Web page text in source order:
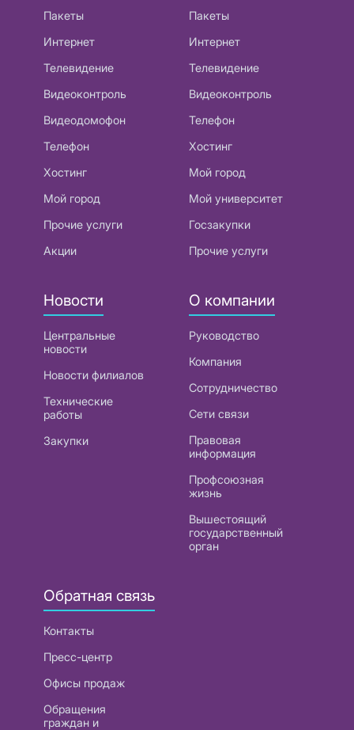
Пакеты
Интернет
Телевидение
Видеоконтроль
Видеодомофон
Телефон
Хостинг
Мой город
Прочие услуги
Акции
Пакеты
Интернет
Телевидение
Видеоконтроль
Телефон
Хостинг
Мой город
Мой университет
Госзакупки
Прочие услуги
Новости
Центральные
новости
Новости филиалов
Технические
работы
Закупки
О компании
Руководство
Компания
Сотрудничество
Сети связи
Правовая
информация
Профсоюзная
жизнь
Вышестоящий
государственный
орган
Обратная связь
Контакты
Пресс-центр
Офисы продаж
Обращения
граждан и